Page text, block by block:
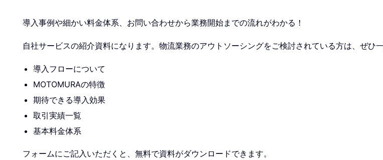
導入事例や細かい料金体系、お問い合わせから業務開始までの流れがわかる！
自社サービスの紹介資料になります。物流業務のアウトソーシングをご検討されている方は、ぜひ
導入フローについて
MOTOMURAの特徴
期待できる導入効果
取引実績一覧
基本料金体系
フォームにご記入いただくと、無料で資料がダウンロードできます。